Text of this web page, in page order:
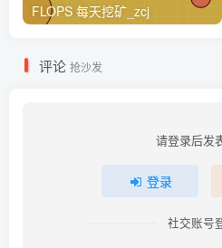
FLOPS 每天挖矿_zcj
评论 抢沙发
请登录后发
登录
社交账号